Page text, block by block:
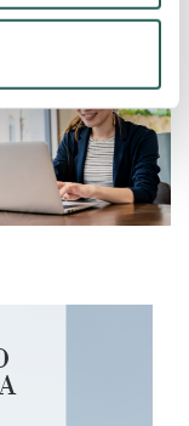
osobiste
preferencje w
chwili.
treści i
i
Informacje o tym,
urządzeń